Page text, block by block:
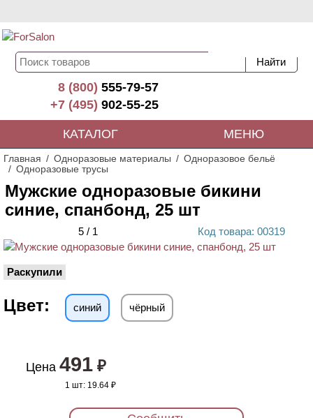
8 (800)555-79-57
+7 (495)902-55-25
КАТАЛОГ МЕНЮ
Главная Одноразовые материалы
Одноразовое бельё
Одноразовые трусы
Мужские одноразовые бикини
синие, спанбонд, 25 шт
5 / 1 Код товара: 00319
Раскупили
Цвет: синий чёрный
Цена 491₽
1 шт:19.64 ₽